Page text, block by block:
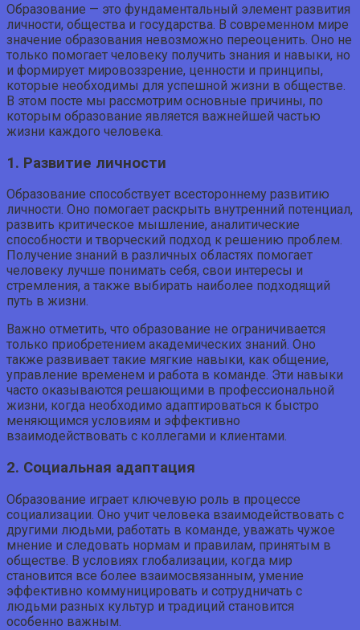
Образование — это фундаментальный элемент развития
личности, общества и государства. В современном мире
значение образования невозможно переоценить. Оно не
только помогает человеку получить знания и навыки, но
и формирует мировоззрение, ценности и принципы,
которые необходимы для успешной жизни в обществе.
В этом посте мы рассмотрим основные причины, по
которым образование является важнейшей частью
жизни каждого человека.
1. Развитие личности
Образование способствует всестороннему развитию
личности. Оно помогает раскрыть внутренний потенциал,
развить критическое мышление, аналитические
способности и творческий подход к решению проблем.
Получение знаний в различных областях помогает
человеку лучше понимать себя, свои интересы и
стремления, а также выбирать наиболее подходящий
путь в жизни.
Важно отметить, что образование не ограничивается
только приобретением академических знаний. Оно
также развивает такие мягкие навыки, как общение,
управление временем и работа в команде. Эти навыки
часто оказываются решающими в профессиональной
жизни, когда необходимо адаптироваться к быстро
меняющимся условиям и эффективно
взаимодействовать с коллегами и клиентами.
2. Социальная адаптация
Образование играет ключевую роль в процессе
социализации. Оно учит человека взаимодействовать с
другими людьми, работать в команде, уважать чужое
мнение и следовать нормам и правилам, принятым в
обществе. В условиях глобализации, когда мир
становится все более взаимосвязанным, умение
эффективно коммуницировать и сотрудничать с
людьми разных культур и традиций становится
особенно важным.